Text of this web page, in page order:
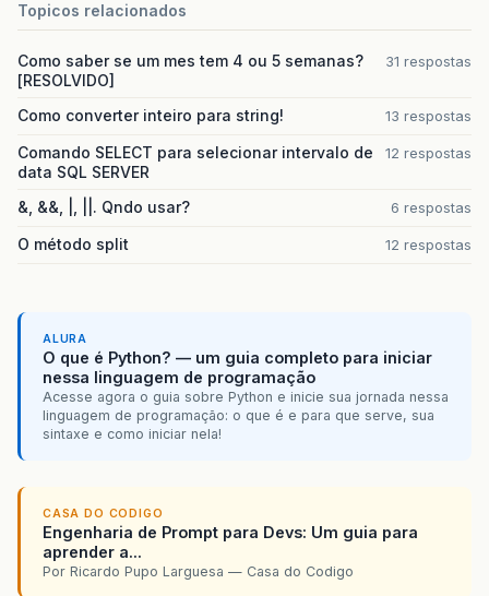
Topicos relacionados
Como saber se um mes tem 4 ou 5 semanas?
[RESOLVIDO]
31 respostas
Como converter inteiro para string! 13 respostas
Comando SELECT para selecionar intervalo de
data SQL SERVER
12 respostas
&, &&, |, ||. Qndo usar? 6 respostas
O método split 12 respostas
ALURA
O que é Python? — um guia completo para iniciar
nessa linguagem de programação
Acesse agora o guia sobre Python e inicie sua jornada nessa
linguagem de programação: o que é e para que serve, sua
sintaxe e como iniciar nela!
CASA DO CODIGO
Engenharia de Prompt para Devs: Um guia para
aprender a...
Por Ricardo Pupo Larguesa — Casa do Codigo